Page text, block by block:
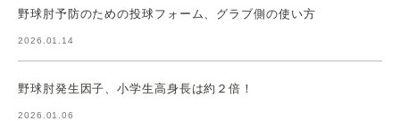
野球肘予防のための投球フォーム、グラブ側の使い方
2026.01.14
野球肘発生因子、小学生高身長は約２倍！
2026.01.06